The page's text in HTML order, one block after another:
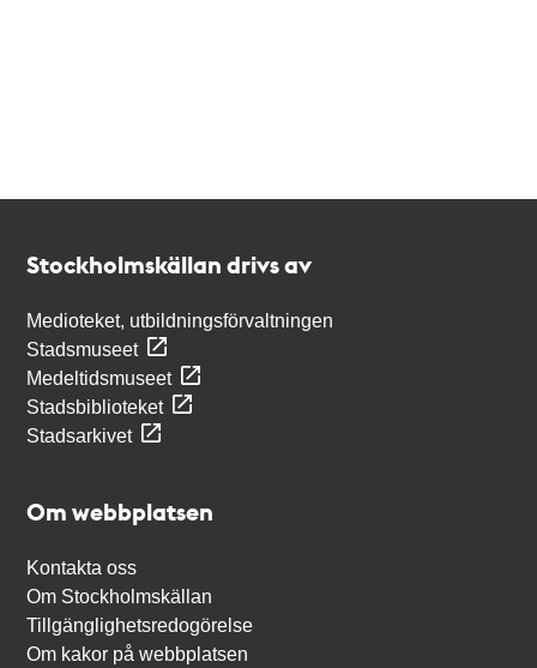
Stockholmskällan drivs av
Medioteket, utbildningsförvaltningen
Stadsmuseet
Medeltidsmuseet
Stadsbiblioteket
Stadsarkivet
Om webbplatsen
Kontakta oss
Om Stockholmskällan
Tillgänglighetsredogörelse
Om kakor på webbplatsen